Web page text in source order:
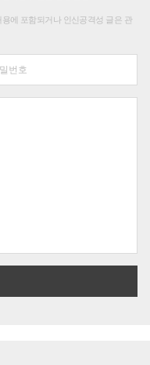
에 포함되거나 인신공격성 글은 관